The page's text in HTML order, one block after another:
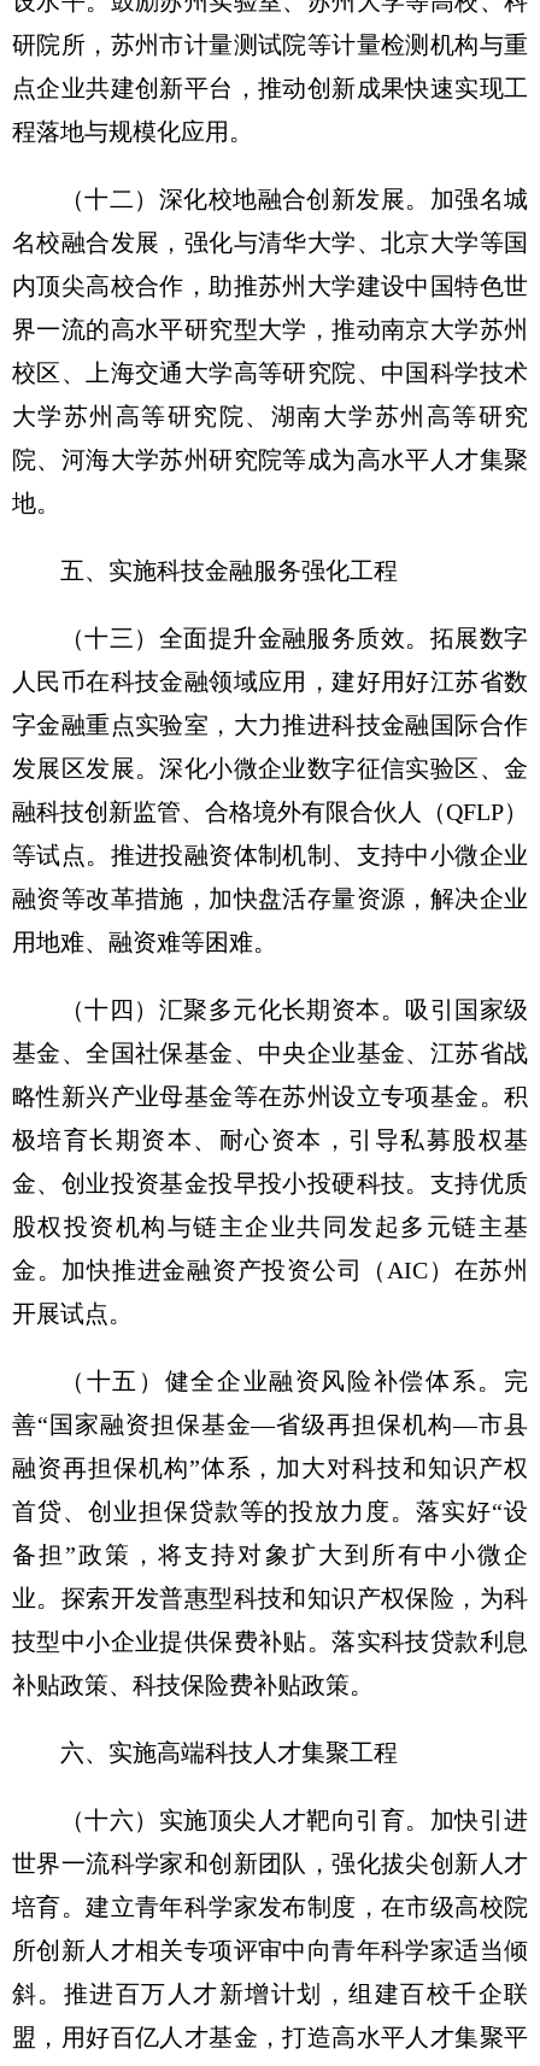
研院所，苏州市计量测试院等计量检测机构与重
点企业共建创新平台，推动创新成果快速实现工
程落地与规模化应用。
（十二）深化校地融合创新发展。 加强名城
名校融合发展，强化与清华大学、北京大学等国
内顶尖高校合作，助推苏州大学建设中国特色世
界一流的高水平研究型大学，推动南京大学苏州
校区、上海交通大学高等研究院、中国科学技术
大学苏州高等研究院、湖南大学苏州高等研究
院、河海大学苏州研究院等成为高水平人才集聚
地。
五、实施科技金融服务强化工程
（十三）全面提升金融服务质效。 拓展数字
人民币在科技金融领域应用，建好用好江苏省数
字金融重点实验室，大力推进科技金融国际合作
发展区发展。深化小微企业数字征信实验区、金
融科技创新监管、合格境外有限合伙人（QFLP）
等试点。推进投融资体制机制、支持中小微企业
融资等改革措施，加快盘活存量资源，解决企业
用地难、融资难等困难。
（十四）汇聚多元化长期资本。 吸引国家级
基金、全国社保基金、中央企业基金、江苏省战
略性新兴产业母基金等在苏州设立专项基金。积
极培育长期资本、耐心资本，引导私募股权基
金、创业投资基金投早投小投硬科技。支持优质
股权投资机构与链主企业共同发起多元链主基
金。加快推进金融资产投资公司（AIC）在苏州
开展试点。
（十五）健全企业融资风险补偿体系。 完
善“国家融资担保基金—省级再担保机构—市县
融资再担保机构”体系，加大对科技和知识产权
首贷、创业担保贷款等的投放力度。落实好“设
备担”政策，将支持对象扩大到所有中小微企
业。探索开发普惠型科技和知识产权保险，为科
技型中小企业提供保费补贴。落实科技贷款利息
补贴政策、科技保险费补贴政策。
六、实施高端科技人才集聚工程
（十六）实施顶尖人才靶向引育。 加快引进
世界一流科学家和创新团队，强化拔尖创新人才
培育。建立青年科学家发布制度，在市级高校院
所创新人才相关专项评审中向青年科学家适当倾
斜。推进百万人才新增计划，组建百校千企联
盟，用好百亿人才基金，打造高水平人才集聚平